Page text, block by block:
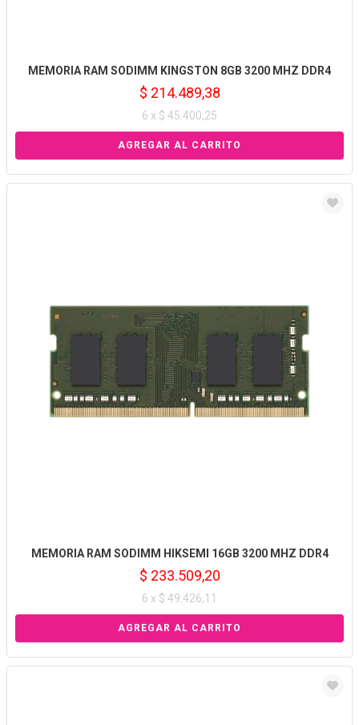
MEMORIA RAM SODIMM KINGSTON 8GB 3200 MHZ DDR4
$ 214.489,38
6 x $ 45.400,25
MEMORIA RAM SODIMM HIKSEMI 16GB 3200 MHZ DDR4
$ 233.509,20
6 x $ 49.426,11